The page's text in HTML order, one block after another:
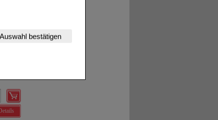
Website
werden kann.
(z.B.
unserer Website
Website aber
Auswahl bestätigen
Details